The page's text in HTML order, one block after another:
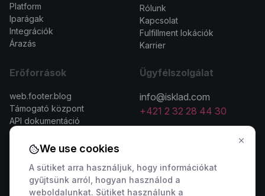
Platform
Iparágak
Integrációk
Árazás
Rólunk
Kapcsolat
Fulfillment lokációk
Karrier
Erőforrások
web.footer.blog
Támogató központ
API dokumentáció
Ügyfélszolgálat
info@isklad.com
+421 2 32 28 44 30
Kapcsolatfelvétel az értékesítéssel
We use cookies
A sütiket arra használjuk, hogy információkat
gyűjtsünk arról, hogyan használod a
weboldalunkat. Sütiket használunk a